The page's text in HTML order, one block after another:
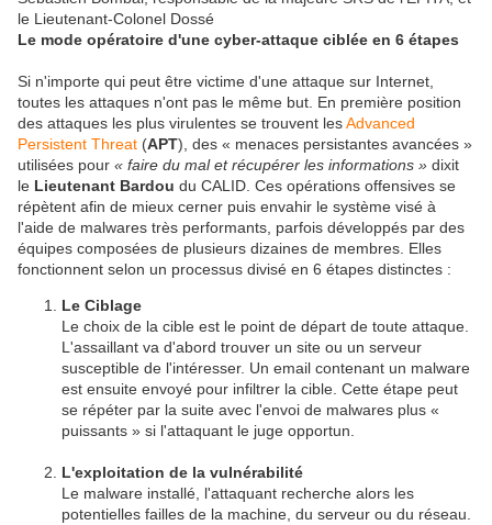
le Lieutenant-Colonel Dossé
Le mode opératoire d'une cyber-attaque ciblée en 6 étapes
Si n'importe qui peut être victime d'une attaque sur Internet,
toutes les attaques n'ont pas le même but. En première position
des attaques les plus virulentes se trouvent lesAdvanced
Persistent Threat (APT), des « menaces persistantes avancées »
utilisées pour « faire du mal et récupérer les informations » dixit
le Lieutenant Bardou du CALID. Ces opérations offensives se
répètent afin de mieux cerner puis envahir le système visé à
l'aide de malwares très performants, parfois développés par des
équipes composées de plusieurs dizaines de membres. Elles
fonctionnent selon un processus divisé en 6 étapes distinctes :
Le Ciblage
Le choix de la cible est le point de départ de toute attaque.
L'assaillant va d'abord trouver un site ou un serveur
susceptible de l'intéresser. Un email contenant un malware
est ensuite envoyé pour infiltrer la cible. Cette étape peut
se répéter par la suite avec l'envoi de malwares plus «
puissants » si l'attaquant le juge opportun.
L'exploitation de la vulnérabilité
Le malware installé, l'attaquant recherche alors les
potentielles failles de la machine, du serveur ou du réseau.